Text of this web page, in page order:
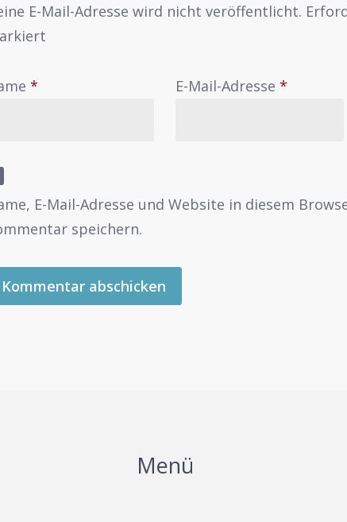
E-Mail-Adresse wird nicht veröffentlicht.
* E-Mail-Adresse *
E-Mail-Adresse und Website in diesem
speichern.
Menü